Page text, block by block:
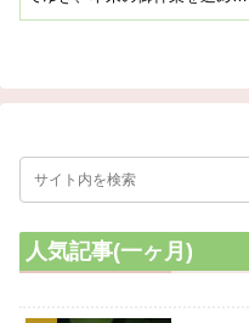
拠り所を提示しなくてはならな
『昼の時代』に相応しい在り方
態の形成なのです。
人気記事(一ヶ月)